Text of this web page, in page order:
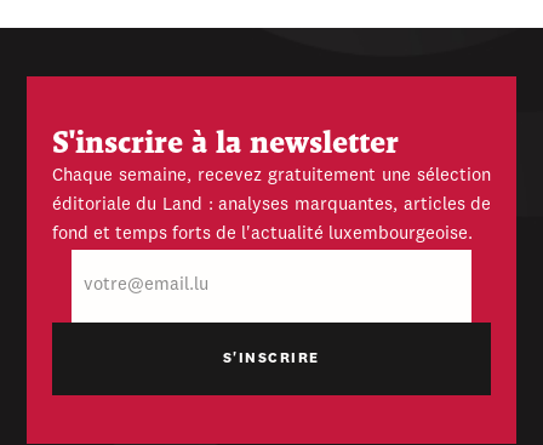
S'inscrire à la newsletter
Chaque semaine, recevez gratuitement une sélection
éditoriale du Land : analyses marquantes, articles de
fond et temps forts de l'actualité luxembourgeoise.
mail